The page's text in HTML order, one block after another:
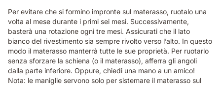
Per evitare che si formino impronte sul materasso, ruotalo una
volta al mese durante i primi sei mesi. Successivamente,
basterà una rotazione ogni tre mesi. Assicurati che il lato
bianco del rivestimento sia sempre rivolto verso l’alto. In questo
modo il materasso manterrà tutte le sue proprietà. Per ruotarlo
senza sforzare la schiena (o il materasso), afferra gli angoli
dalla parte inferiore. Oppure, chiedi una mano a un amico!
Nota: le maniglie servono solo per sistemare il materasso sul